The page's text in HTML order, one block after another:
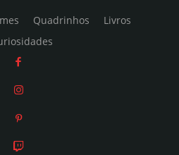
Quadrinhos
Livros